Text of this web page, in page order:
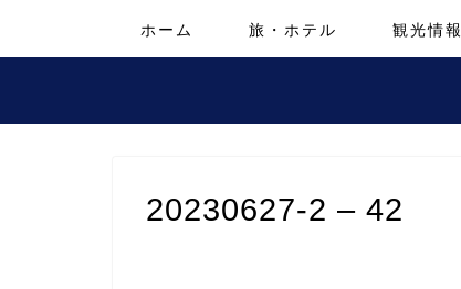
ホーム 旅・ホテル 観光情報
20230627-2 – 42